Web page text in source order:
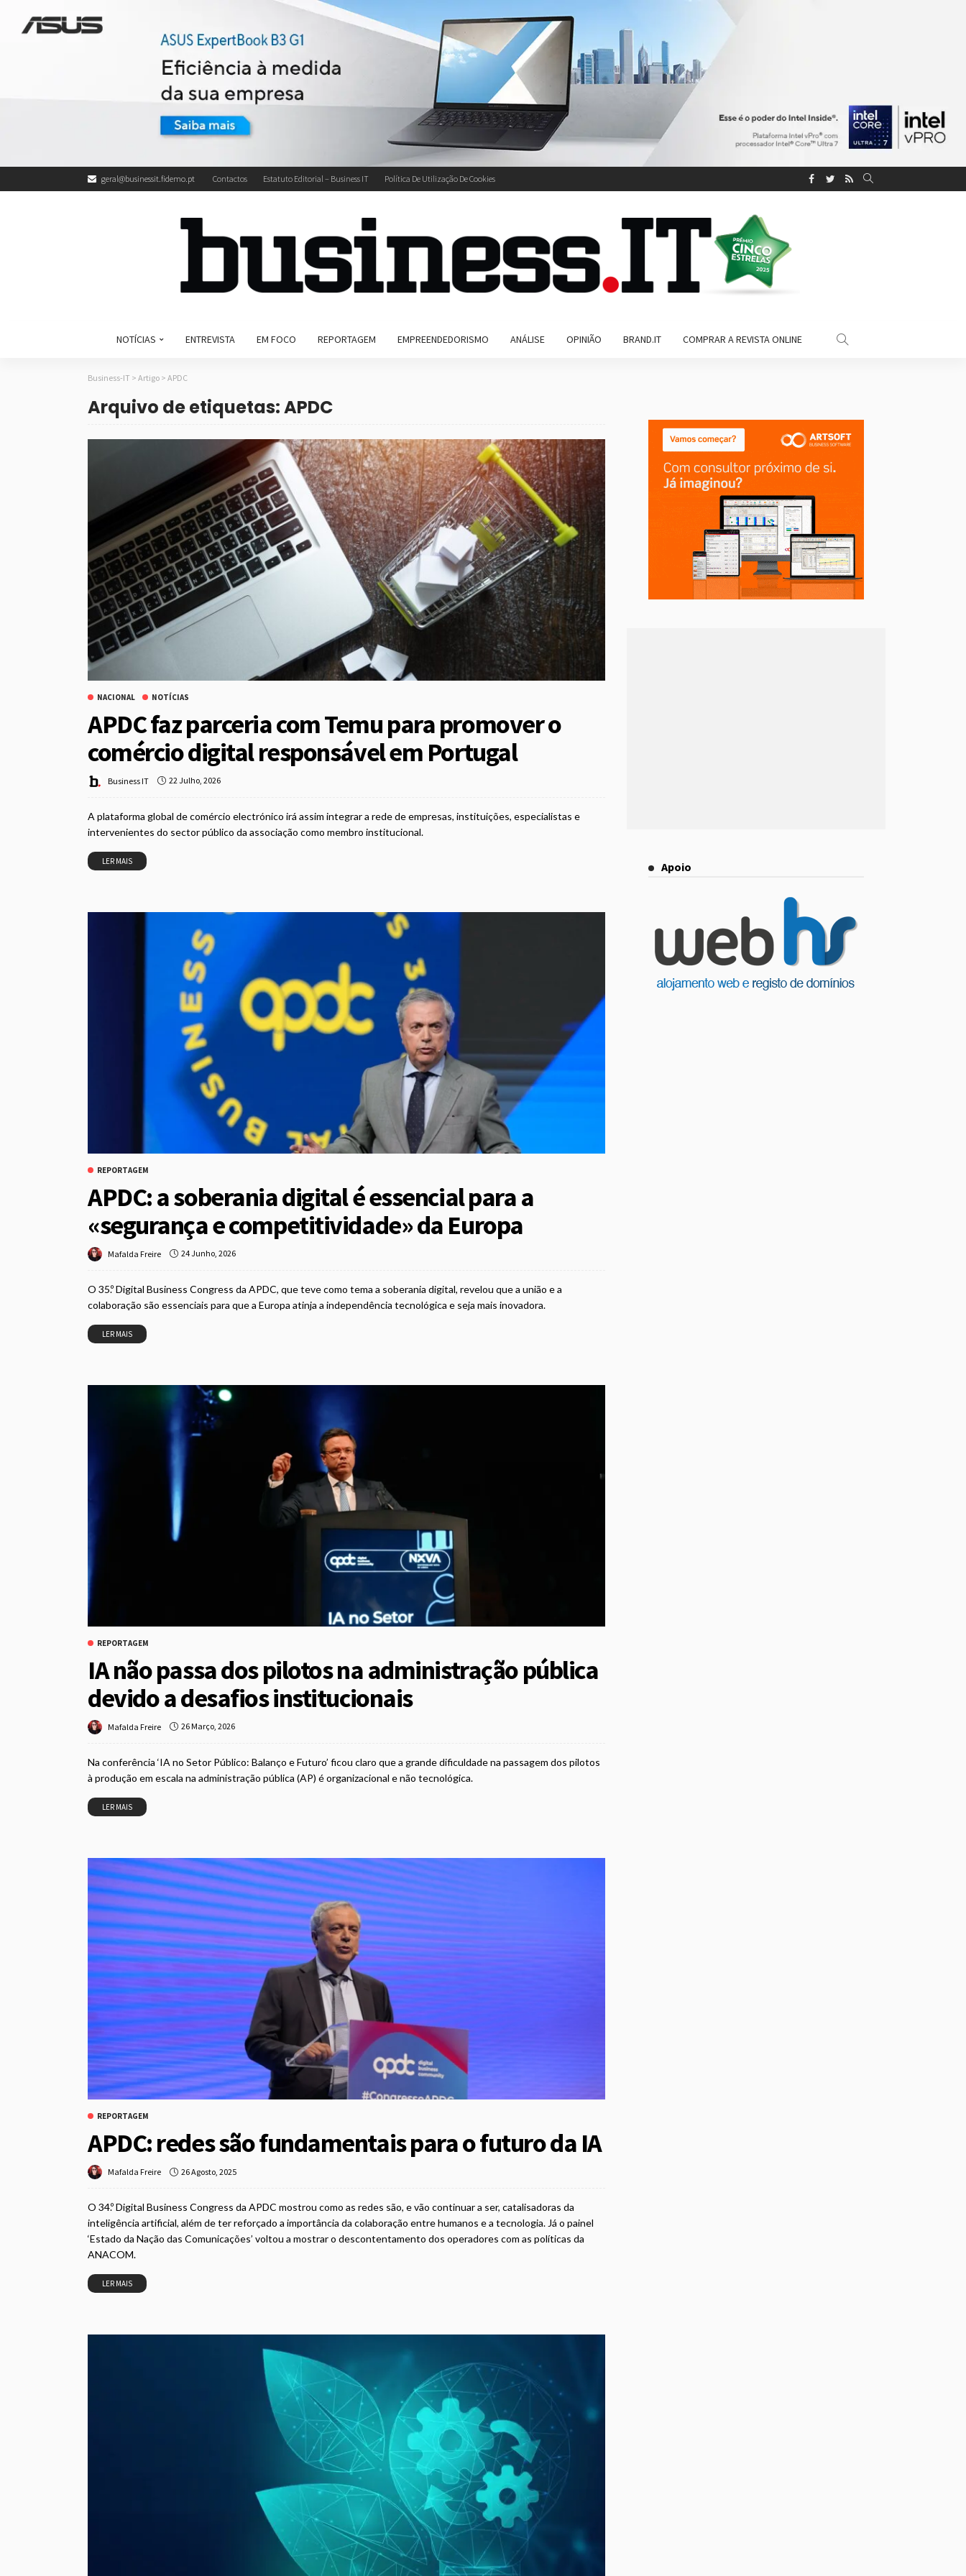
geral@businessit.fidemo.pt Contactos Estatuto Editorial – Business IT Política De Utilização De Cookies
NOTÍCIAS ENTREVISTA EM FOCO REPORTAGEM EMPREENDEDORISMO ANÁLISE OPINIÃO BRAND.IT COMPRAR A REVISTA ONLINE
Business-IT > Artigo > APDC
Arquivo de etiquetas: APDC
NACIONAL NOTÍCIAS
APDC faz parceria com Temu para promover o
comércio digital responsável em Portugal
Business IT 22 Julho, 2026
A plataforma global de comércio electrónico irá assim integrar a rede de empresas, instituições, especialistas e
intervenientes do sector público da associação como membro institucional.
LER MAIS
REPORTAGEM
APDC: a soberania digital é essencial para a
«segurança e competitividade» da Europa
Mafalda Freire 24 Junho, 2026
O 35.º Digital Business Congress da APDC, que teve como tema a soberania digital, revelou que a união e a
colaboração são essenciais para que a Europa atinja a independência tecnológica e seja mais inovadora.
LER MAIS
REPORTAGEM
IA não passa dos pilotos na administração pública
devido a desafios institucionais
Mafalda Freire 26 Março, 2026
Na conferência ‘IA no Setor Público: Balanço e Futuro’ ficou claro que a grande dificuldade na passagem dos pilotos
à produção em escala na administração pública (AP) é organizacional e não tecnológica.
LER MAIS
REPORTAGEM
APDC: redes são fundamentais para o futuro da IA
Mafalda Freire 26 Agosto, 2025
O 34.º Digital Business Congress da APDC mostrou como as redes são, e vão continuar a ser, catalisadoras da
inteligência artificial, além de ter reforçado a importância da colaboração entre humanos e a tecnologia. Já o painel
‘Estado da Nação das Comunicações’ voltou a mostrar o descontentamento dos operadores com as políticas da
ANACOM.
LER MAIS
Apoio